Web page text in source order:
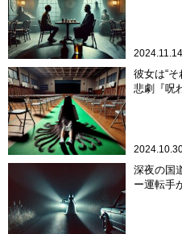
彼女は“
悲劇『呪
深夜の国
ー運転手